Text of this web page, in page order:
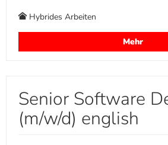
Hybrides Arbeiten
Mehr
Senior Software
(m/w/d) english